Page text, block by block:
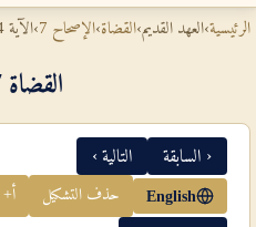
الرئيسية›العهد القديم›القضاة›الإصحاح 7 ›الآية 14
القضاة 7‏:‏14
‹ السابقة التالية ›
English حذف التشكيل أ+